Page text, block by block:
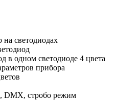
светодиодах
в одном светодиоде 4 цвета
прибора
DMX, стробо режим